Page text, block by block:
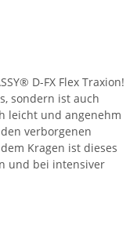
D-FX Flex Traxion!
sondern ist auch
leicht und angenehm
verborgenen
Kragen ist dieses
und bei intensiver